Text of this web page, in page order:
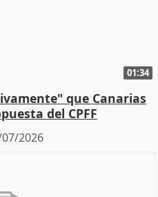
01:34
que Canarias
del CPFF
2026